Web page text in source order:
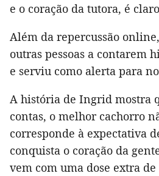
e o coração da tutora, é
Além da repercussão
outras pessoas a contarem
e serviu como alerta para
A história de Ingrid mostra
contas, o melhor cachorro
corresponde à expectativa
conquista o coração da
vem com uma dose extra de